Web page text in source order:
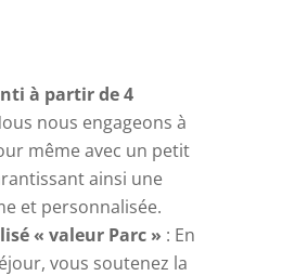
à partir de 4
nous engageons à
même avec un petit
ainsi une
et personnalisée.
« valeur Parc » : En
vous soutenez la